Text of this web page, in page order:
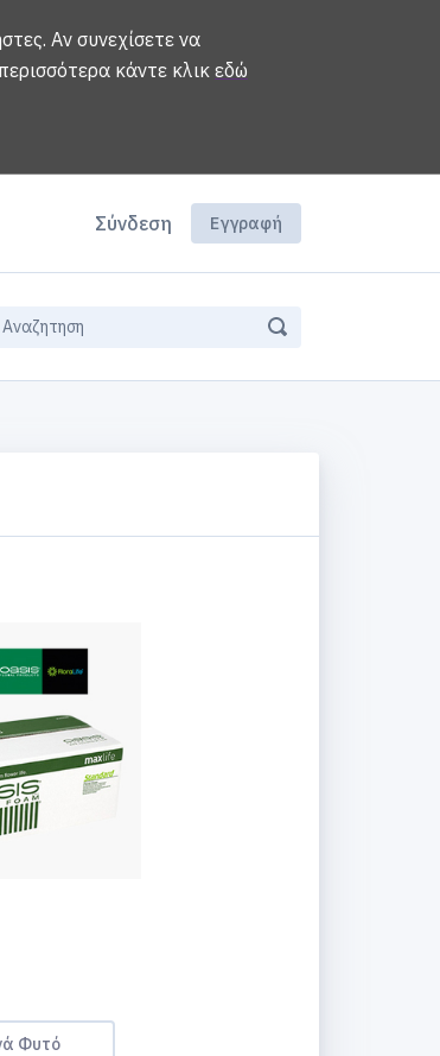
Αν συνεχίσετε να
κάντε κλικ εδώ
Σύνδεση Εγγραφή
Φυτό